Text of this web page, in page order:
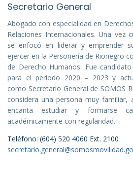
Secretario General
Abogado con especialidad en
Relaciones Internacionales. Una vez
se enfocó en liderar y emprender
ejercer en la Personería de Rionegro
de Derecho Humanos. Fue
para el período 2020 – 2023 y
como Secretario General de SOMOS
considera una persona muy
encanta estudiar y formarse
académicamente con regularidad.
Teléfono: (604) 520 4060 Ext. 2100